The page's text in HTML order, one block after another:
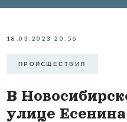
18.03.2023 20:56
ПРОИCШЕСТВИЯ
В
улице